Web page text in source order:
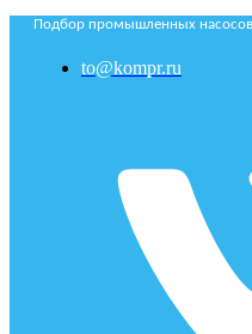
Подбор промышленных
to@kompr.ru